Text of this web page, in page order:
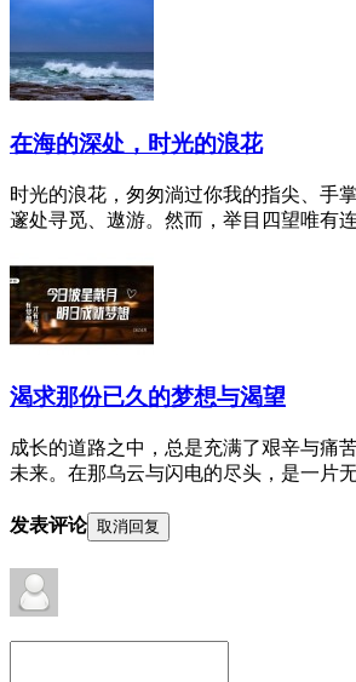
在海的深处，时光的浪花
时光的浪花，匆匆淌过你我的指尖、手
邃处寻觅、遨游。然而，举目四望唯有
渴求那份已久的梦想与渴望
成长的道路之中，总是充满了艰辛与痛
未来。在那乌云与闪电的尽头，是一片
发表评论 取消回复